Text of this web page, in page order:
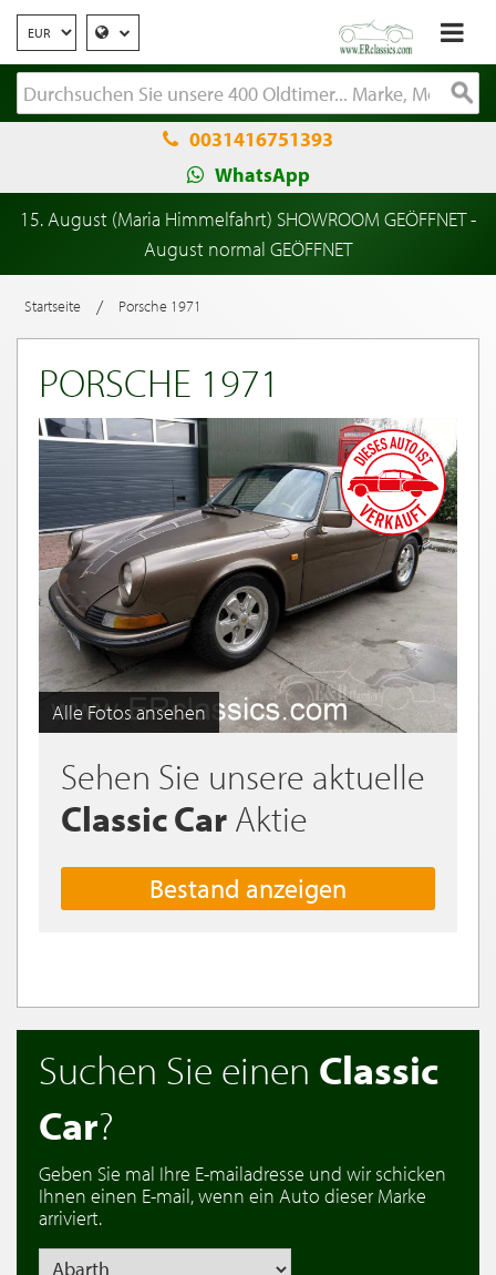
0031416751393
WhatsApp
15. August (Maria Himmelfahrt) SHOWROOM GEÖFFNET -
August normal GEÖFFNET
Startseite / Porsche 1971
PORSCHE 1971
Alle Fotos ansehen
Sehen Sie unsere aktuelle
Classic Car Aktie
Bestand anzeigen
Suchen Sie einen Classic
Car?
Geben Sie mal Ihre E-mailadresse und wir schicken
Ihnen einen E-mail, wenn ein Auto dieser Marke
arriviert.